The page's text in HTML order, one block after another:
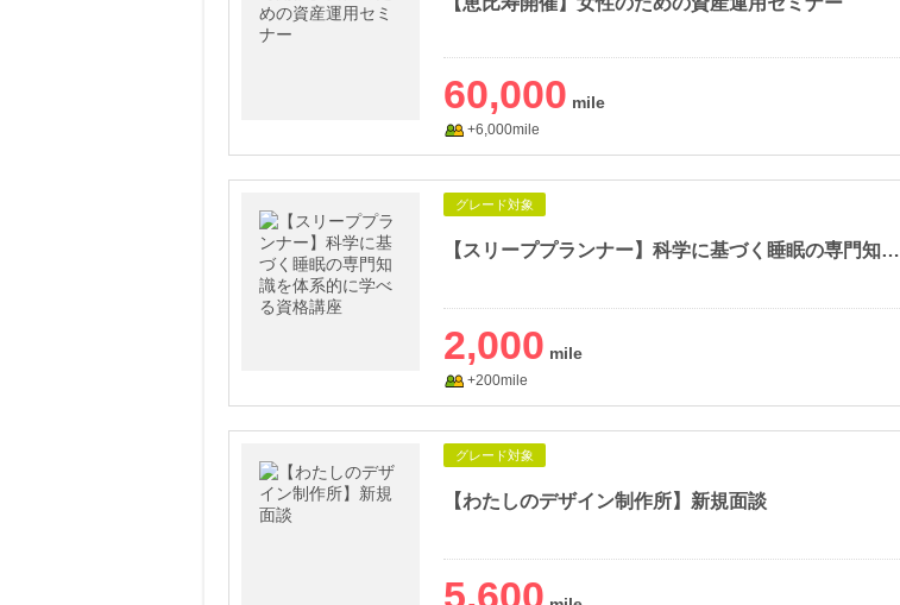
60,000
+6,000mile
グレード対象
【スリーププランナー】科学に基づく睡眠の専門知識を体系的に学べる資格講座
2,000
+200mile
グレード対象
【わたしのデザイン制作所】新規面談
5,600